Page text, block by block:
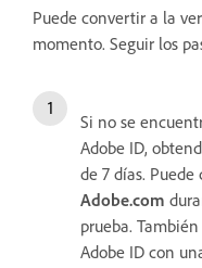
Puede convertir a la
momento. Seguir los
Si no se
Adobe ID,
de 7 días.
Adobe.com
prueba.
Adobe ID con